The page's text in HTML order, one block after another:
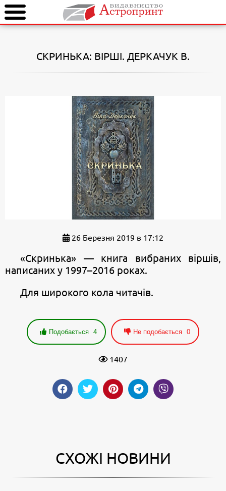
СКРИНЬКА: ВІРШІ. ДЕРКАЧУК В.
26 Березня 2019 в 17:12
«Скринька» — книга вибраних віршів,
написаних у 1997–2016 роках.
Для широкого кола читачів.
Подобається 4 Не подобається 0
1407
СХОЖІ НОВИНИ